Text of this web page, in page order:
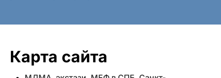
Карта сайта